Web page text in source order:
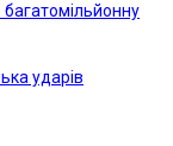
ударів